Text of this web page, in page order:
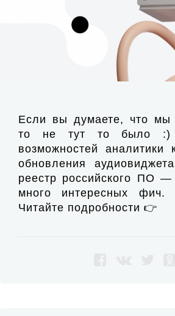
Если вы думаете, что мы
то не тут то было :)
возможностей аналитики
обновления
реестр российского ПО
много интересных
Читайте подробности 👉